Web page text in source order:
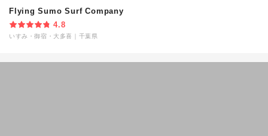
Flying Sumo Surf Company
4.8
いすみ・御宿・大多喜 千葉県